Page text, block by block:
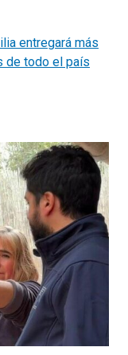
entregará más
de todo el país